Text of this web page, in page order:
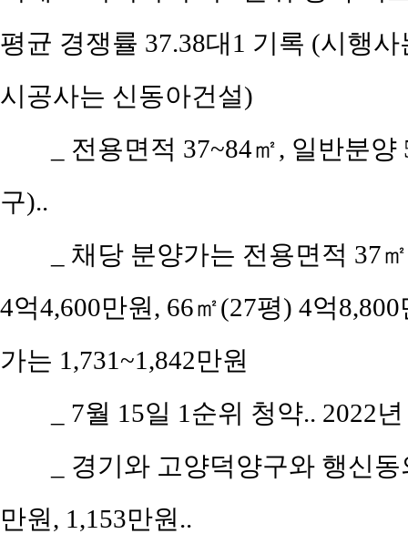
평균 경쟁률 37.38대1 기록 (시행
시공사는 신동아건설)
_ 전용면적 37~84㎡, 일반분
구)..
_ 채당 분양가는 전용면적 37
4억4,600만원, 66㎡(27평) 4억
가는 1,731~1,842만원
_ 7월 15일 1순위 청약.. 2022
_ 경기와 고양덕양구와 행신
만원, 1,153만원..